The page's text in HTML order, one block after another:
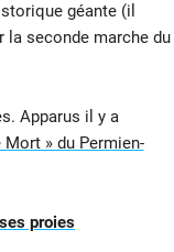
géante (il
la seconde marche du
Apparus il y a
Mort » du Permien-
proies